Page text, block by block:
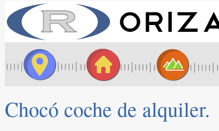
Chocó coche de alquiler.